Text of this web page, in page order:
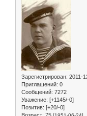
Зарегистрирован: 2011-
Приглашений: 0
Сообщений: 7272
Уважение: [+1145/-0]
Позитив: [+20/-0]